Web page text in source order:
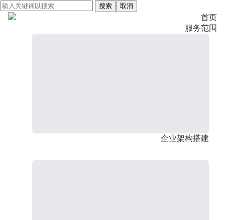
搜索 取消
首页
服务范围
企业架构搭建